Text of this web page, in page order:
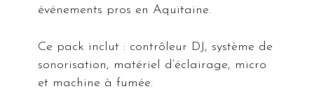
événements pros en Aquitaine.
Ce pack inclut : contrôleur DJ, système de
sonorisation, matériel d’éclairage, micro
et machine à fumée.